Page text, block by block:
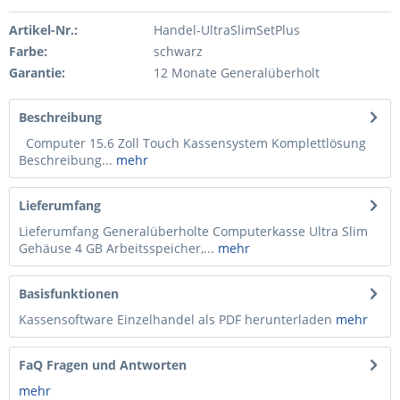
Artikel-Nr.:
Handel-UltraSlimSetPlus
Farbe:
schwarz
Garantie:
12 Monate Generalüberholt
Beschreibung
Computer 15.6 Zoll Touch Kassensystem Komplettlösung
Beschreibung... mehr
Lieferumfang
Lieferumfang Generalüberholte Computerkasse Ultra Slim
Gehäuse 4 GB Arbeitsspeicher,... mehr
Basisfunktionen
Kassensoftware Einzelhandel als PDF herunterladen mehr
FaQ Fragen und Antworten
mehr